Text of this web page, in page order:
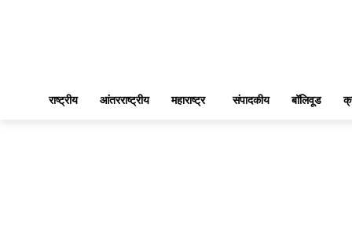
राष्ट्रीय आंतरराष्ट्रीय महाराष्ट्र संपादकीय बॉलिवूड